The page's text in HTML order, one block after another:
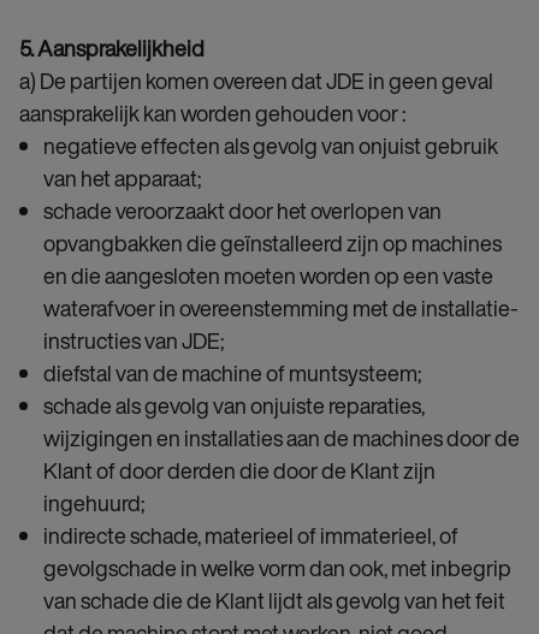
5. Aansprakelijkheid
a) De partijen komen overeen dat JDE in geen geval
aansprakelijk kan worden gehouden voor :
negatieve effecten als gevolg van onjuist gebruik
van het apparaat;
schade veroorzaakt door het overlopen van
opvangbakken die geïnstalleerd zijn op machines
en die aangesloten moeten worden op een vaste
waterafvoer in overeenstemming met de installatie-
instructies van JDE;
diefstal van de machine of muntsysteem;
schade als gevolg van onjuiste reparaties,
wijzigingen en installaties aan de machines door de
Klant of door derden die door de Klant zijn
ingehuurd;
indirecte schade, materieel of immaterieel, of
gevolgschade in welke vorm dan ook, met inbegrip
van schade die de Klant lijdt als gevolg van het feit